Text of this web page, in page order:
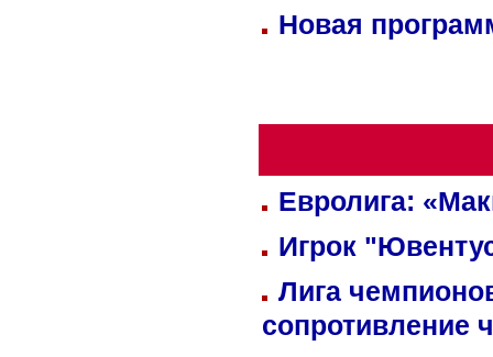
Новая
Евролига:
Игрок
Лига
сопротивление